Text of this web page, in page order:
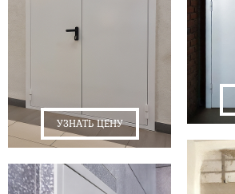
УЗНАТЬ ЦЕНУ